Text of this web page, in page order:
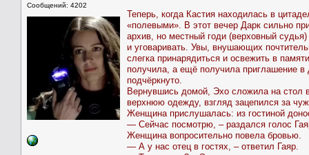
Сообщений: 4202
Теперь, когда Кастия находилась в
«полевыми». В этот вечер Дарк сильно
архив, но местный годи (верховный
и уговаривать. Увы, внушающих
слегка принарядиться и освежить в
получила, а ещё получила приглашение
подчёркнуто.
Вернувшись домой, Эхо сложила на стол
верхнюю одежду, взгляд зацепился за
Женщина прислушалась: из гостиной
— Сейчас посмотрю, – раздался голос
Женщина вопросительно повела бровью.
— А у нас отец в гостях, – ответил Гаяр.